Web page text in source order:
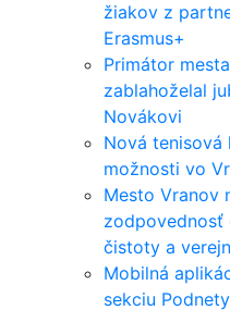
žiakov z
Erasmus+
Primátor
zablahoželal
Novákovi
Nová
možnosti vo
Mesto Vranov
čistoty a
Mobilná
sekciu